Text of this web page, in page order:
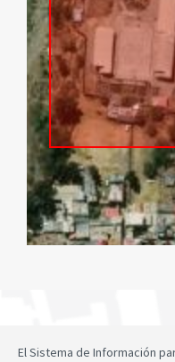
El Sistema de Información